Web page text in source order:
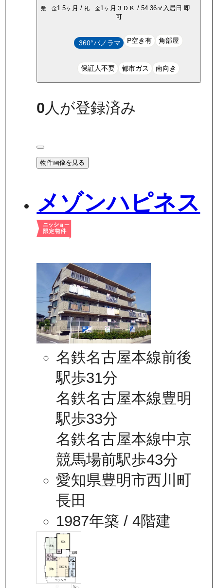
敷 金1.5ヶ月 / 礼 金1ヶ月 ３ＤＫ / 54.36㎡ 入居日 即
可
360°パノラマ P空き有 角部屋
保証人不要 都市ガス 南向き
0 人が登録済み
物件画像を見る
メゾンハピネス
名鉄名古屋本線前後
駅歩31分
名鉄名古屋本線豊明
駅歩33分
名鉄名古屋本線中京
競馬場前駅歩43分
愛知県豊明市西川町
長田
1987年築 / 4階建